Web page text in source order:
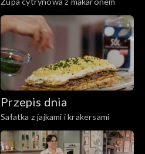
Przepis dnia
Sałatka z jajkami i krakersami